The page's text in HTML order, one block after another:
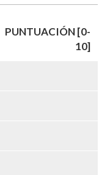
PUNTUACIÓN [0-
10]